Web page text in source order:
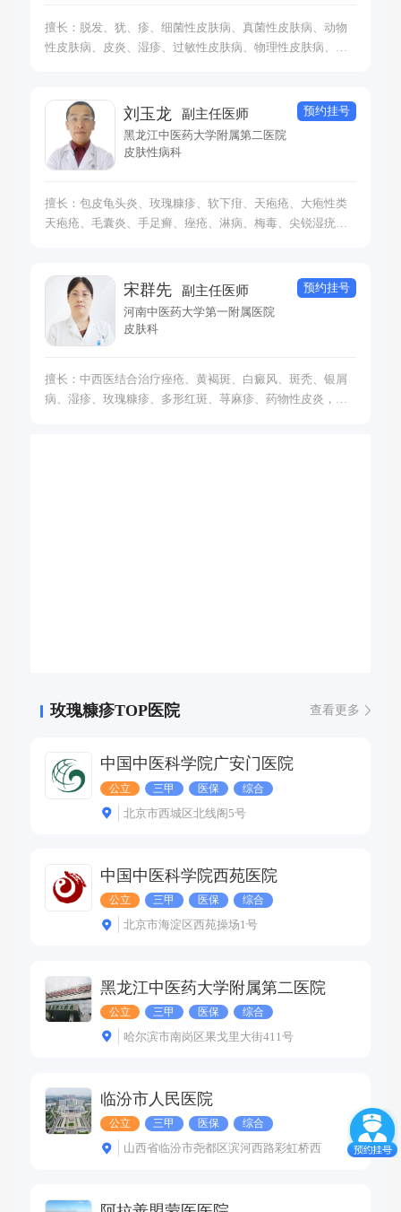
擅长：脱发、犹、疹、细菌性皮肤病、真菌性皮肤病、动物
性皮肤病、皮炎、湿疹、过敏性皮肤病、物理性皮肤病、癌
头癣、疮疮、接钟性皮炎，草麻疹、过敏性湿疹、过敏性皮
疹、夏季皮炎、癌症、银病，玫瑰糖疹、寻常独疮、溢脂性
皮炎、酒渣鼻、白癫风、黄褐斑、雀斑
刘玉龙 副主任医师
黑龙江中医药大学附属第二医院
皮肤性病科
预约挂号
擅长：包皮龟头炎、玫瑰糠疹、软下疳、天疱疮、大疱性类
天疱疮、毛囊炎、手足癣、痤疮、淋病、梅毒、尖锐湿疣、
宋群先 副主任医师
河南中医药大学第一附属医院
皮肤科
预约挂号
擅长：中西医结合治疗痤疮、黄褐斑、白癜风、斑秃、银屑
病、湿疹、玫瑰糠疹、多形红斑、荨麻疹、药物性皮炎，带
玫瑰糠疹TOP医院 查看更多
中国中医科学院广安门医院
公立 三甲 医保 综合
北京市西城区北线阁5号
中国中医科学院西苑医院
公立 三甲 医保 综合
北京市海淀区西苑操场1号
黑龙江中医药大学附属第二医院
公立 三甲 医保 综合
哈尔滨市南岗区果戈里大街411号
临汾市人民医院
公立 三甲 医保 综合
山西省临汾市尧都区滨河西路彩虹桥西